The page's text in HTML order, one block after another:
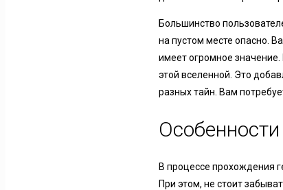
Большинство
на пустом месте опасно.
имеет огромное
этой вселенной. Это
разных тайн. Вам
В процессе прохождения
При этом, не стоит